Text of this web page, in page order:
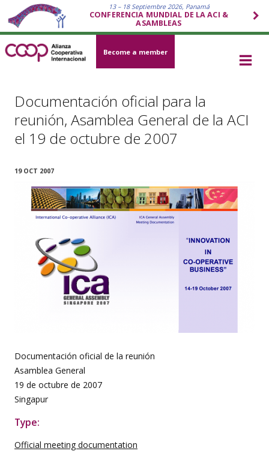
13 – 18 Septiembre 2026, Panamá
CONFERENCIA MUNDIAL DE LA ACI &
ASAMBLEAS
Become a member
Documentación oficial para la
reunión, Asamblea General de la ACI
el 19 de octubre de 2007
19 OCT 2007
Documentación oficial de la reunión
Asamblea General
19 de octubre de 2007
Singapur
Type:
Official meeting documentation